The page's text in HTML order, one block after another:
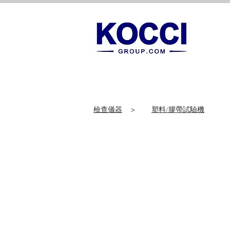
檢查儀器 > 塑料/膠帶試驗機